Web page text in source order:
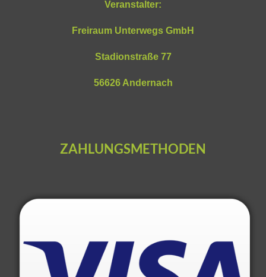
Veranstalter:
Freiraum Unterwegs GmbH
Stadionstraße 77
56626 Andernach
ZAHLUNGSMETHODEN